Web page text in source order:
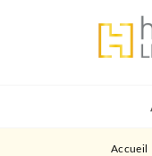
MENU
Accueil